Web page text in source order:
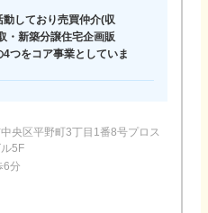
しており売買仲介(収
・新築分譲住宅企画販
つをコア事業としていま
央区平野町3丁目1番8号プロス
5F
6分